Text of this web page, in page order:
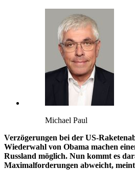
Michael Paul
Verzögerungen bei der US-
Wiederwahl von Obama machen
Russland möglich. Nun kommt es
Maximalforderungen abweicht, meint